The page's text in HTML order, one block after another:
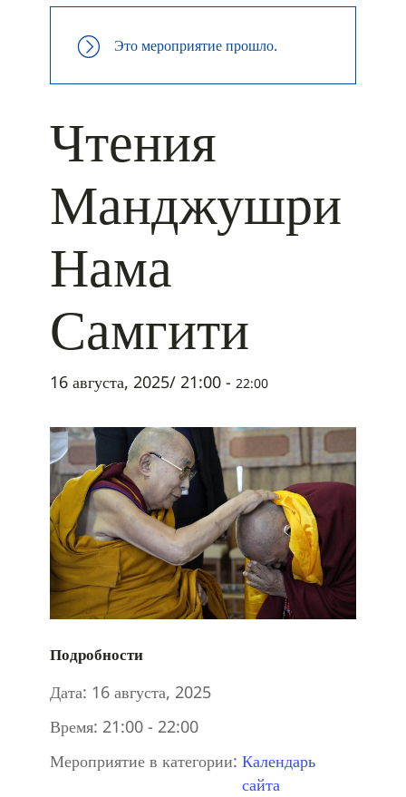
Это мероприятие прошло.
Чтения
Манджушри
Нама
Самгити
16 августа, 2025/ 21:00 - 22:00
Подробности
Дата: 16 августа, 2025
Время: 21:00 - 22:00
Мероприятие в категории: Календарь
сайта